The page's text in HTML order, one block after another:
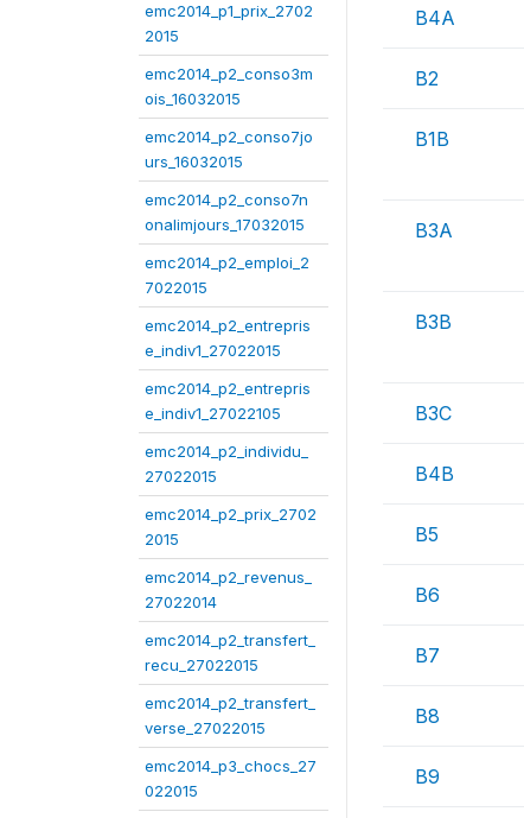
emc2014_p1_prix_2702
2015
emc2014_p2_conso3m
ois_16032015
emc2014_p2_conso7jo
urs_16032015
emc2014_p2_conso7n
onalimjours_17032015
emc2014_p2_emploi_2
7022015
emc2014_p2_entrepris
e_indiv1_27022015
emc2014_p2_entrepris
e_indiv1_27022105
emc2014_p2_individu_
27022015
emc2014_p2_prix_2702
2015
emc2014_p2_revenus_
27022014
emc2014_p2_transfert_
recu_27022015
emc2014_p2_transfert_
verse_27022015
emc2014_p3_chocs_27
022015
B4A
B2
B1B
B3A
B3B
B3C
B4B
B5
B6
B7
B8
B9